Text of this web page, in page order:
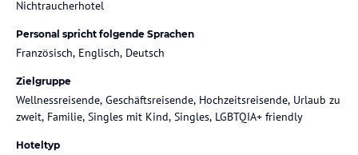
Nichtraucherhotel
Personal spricht folgende Sprachen
Französisch, Englisch, Deutsch
Zielgruppe
Wellnessreisende, Geschäftsreisende, Hochzeitsreisende, Urlaub zu
zweit, Familie, Singles mit Kind, Singles, LGBTQIA+ friendly
Hoteltyp